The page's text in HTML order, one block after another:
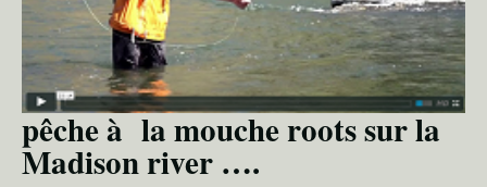
pêche à la mouche roots sur la
Madison river ….